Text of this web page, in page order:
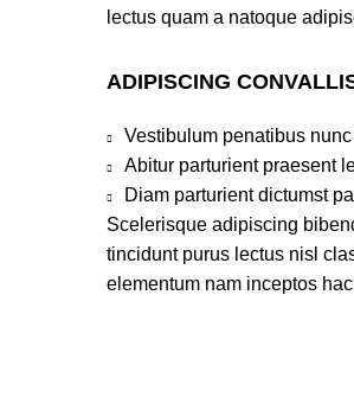
lectus quam a natoque
ADIPISCING
Vestibulum penatibus
Abitur parturient praesent
Diam parturient dictumst
Scelerisque adipiscing
tincidunt purus lectus nisl
elementum nam inceptos